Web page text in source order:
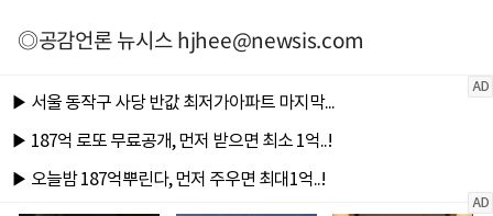
◎공감언론 뉴시스hjhee@newsis.com